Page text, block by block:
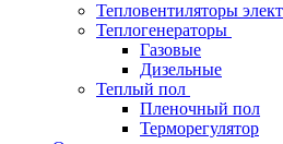
Тепловентиляторы
Теплогенераторы
Газовые
Дизельные
Теплый пол
Пленочный пол
Терморегулятор